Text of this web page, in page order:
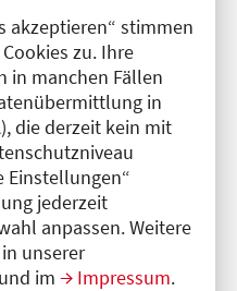
akzeptieren“ stimmen
zu. Ihre
in manchen Fällen
in
die derzeit kein mit
Einstellungen“
jederzeit
anpassen. Weitere
unserer
und im Impressum.